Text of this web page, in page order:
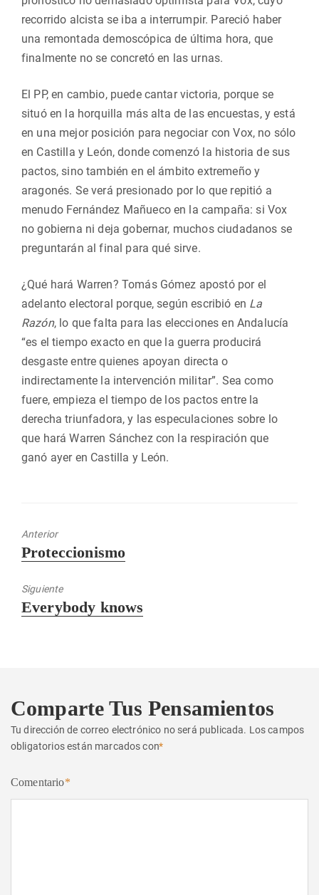
recorrido alcista se iba a interrumpir. Pareció haber
una remontada demoscópica de última hora, que
finalmente no se concretó en las urnas.
El PP, en cambio, puede cantar victoria, porque se
situó en la horquilla más alta de las encuestas, y está
en una mejor posición para negociar con Vox, no sólo
en Castilla y León, donde comenzó la historia de sus
pactos, sino también en el ámbito extremeño y
aragonés. Se verá presionado por lo que repitió a
menudo Fernández Mañueco en la campaña: si Vox
no gobierna ni deja gobernar, muchos ciudadanos se
preguntarán al final para qué sirve.
¿Qué hará Warren? Tomás Gómez apostó por el
adelanto electoral porque, según escribió en La
Razón, lo que falta para las elecciones en Andalucía
“es el tiempo exacto en que la guerra producirá
desgaste entre quienes apoyan directa o
indirectamente la intervención militar”. Sea como
fuere, empieza el tiempo de los pactos entre la
derecha triunfadora, y las especulaciones sobre lo
que hará Warren Sánchez con la respiración que
ganó ayer en Castilla y León.
Anterior
Entrada
Proteccionismo
Siguiente
Entrada
Everybody knows
Comparte Tus Pensamientos
Tu dirección de correo electrónico no será publicada. Los campos
obligatorios están marcados con*
Comentario*